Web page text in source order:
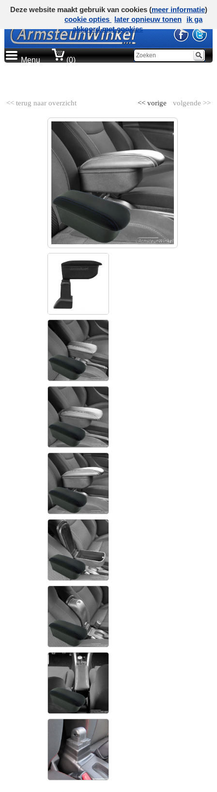
Menu (0)
<< terug naar overzicht volgende >>
<< vorige
Deze website maakt gebruik van cookies (meer informatie)
cookie opties
later opnieuw tonen
ik ga
akkoord met cookies